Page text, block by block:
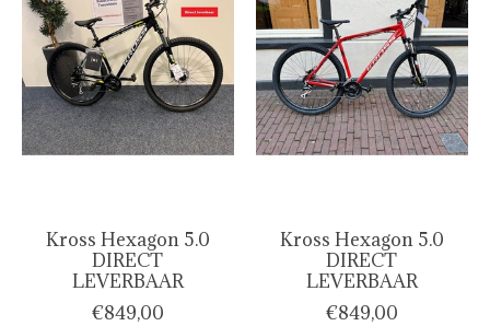
Kross Hexagon 5.0
DIRECT
LEVERBAAR
€849,00
Kross Hexagon 5.0
DIRECT
LEVERBAAR
€849,00